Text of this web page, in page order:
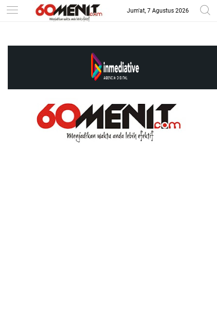
--> Jum'at, 7 Agustus 2026